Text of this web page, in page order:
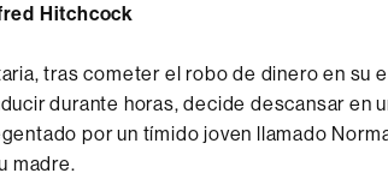
Hitchcock
tras cometer el robo de dinero en su
durante horas, decide descansar en
por un tímido joven llamado
madre.